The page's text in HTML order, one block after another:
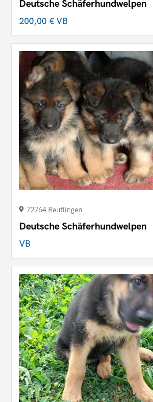
Deutsche Schäferhundwelpen
200,00 €VB
72764 Reutlingen
Deutsche Schäferhundwelpen
VB